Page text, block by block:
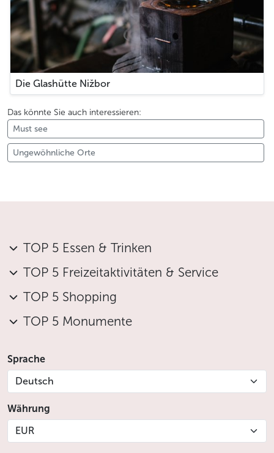
Die Glashütte Nižbor
Das könnte Sie auch interessieren:
Must see
Ungewöhnliche Orte
TOP 5 Essen & Trinken
TOP 5 Freizeitaktivitäten & Service
TOP 5 Shopping
TOP 5 Monumente
Sprache
Deutsch
Währung
EUR